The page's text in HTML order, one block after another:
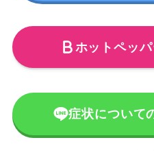
ホットペッ
症状について